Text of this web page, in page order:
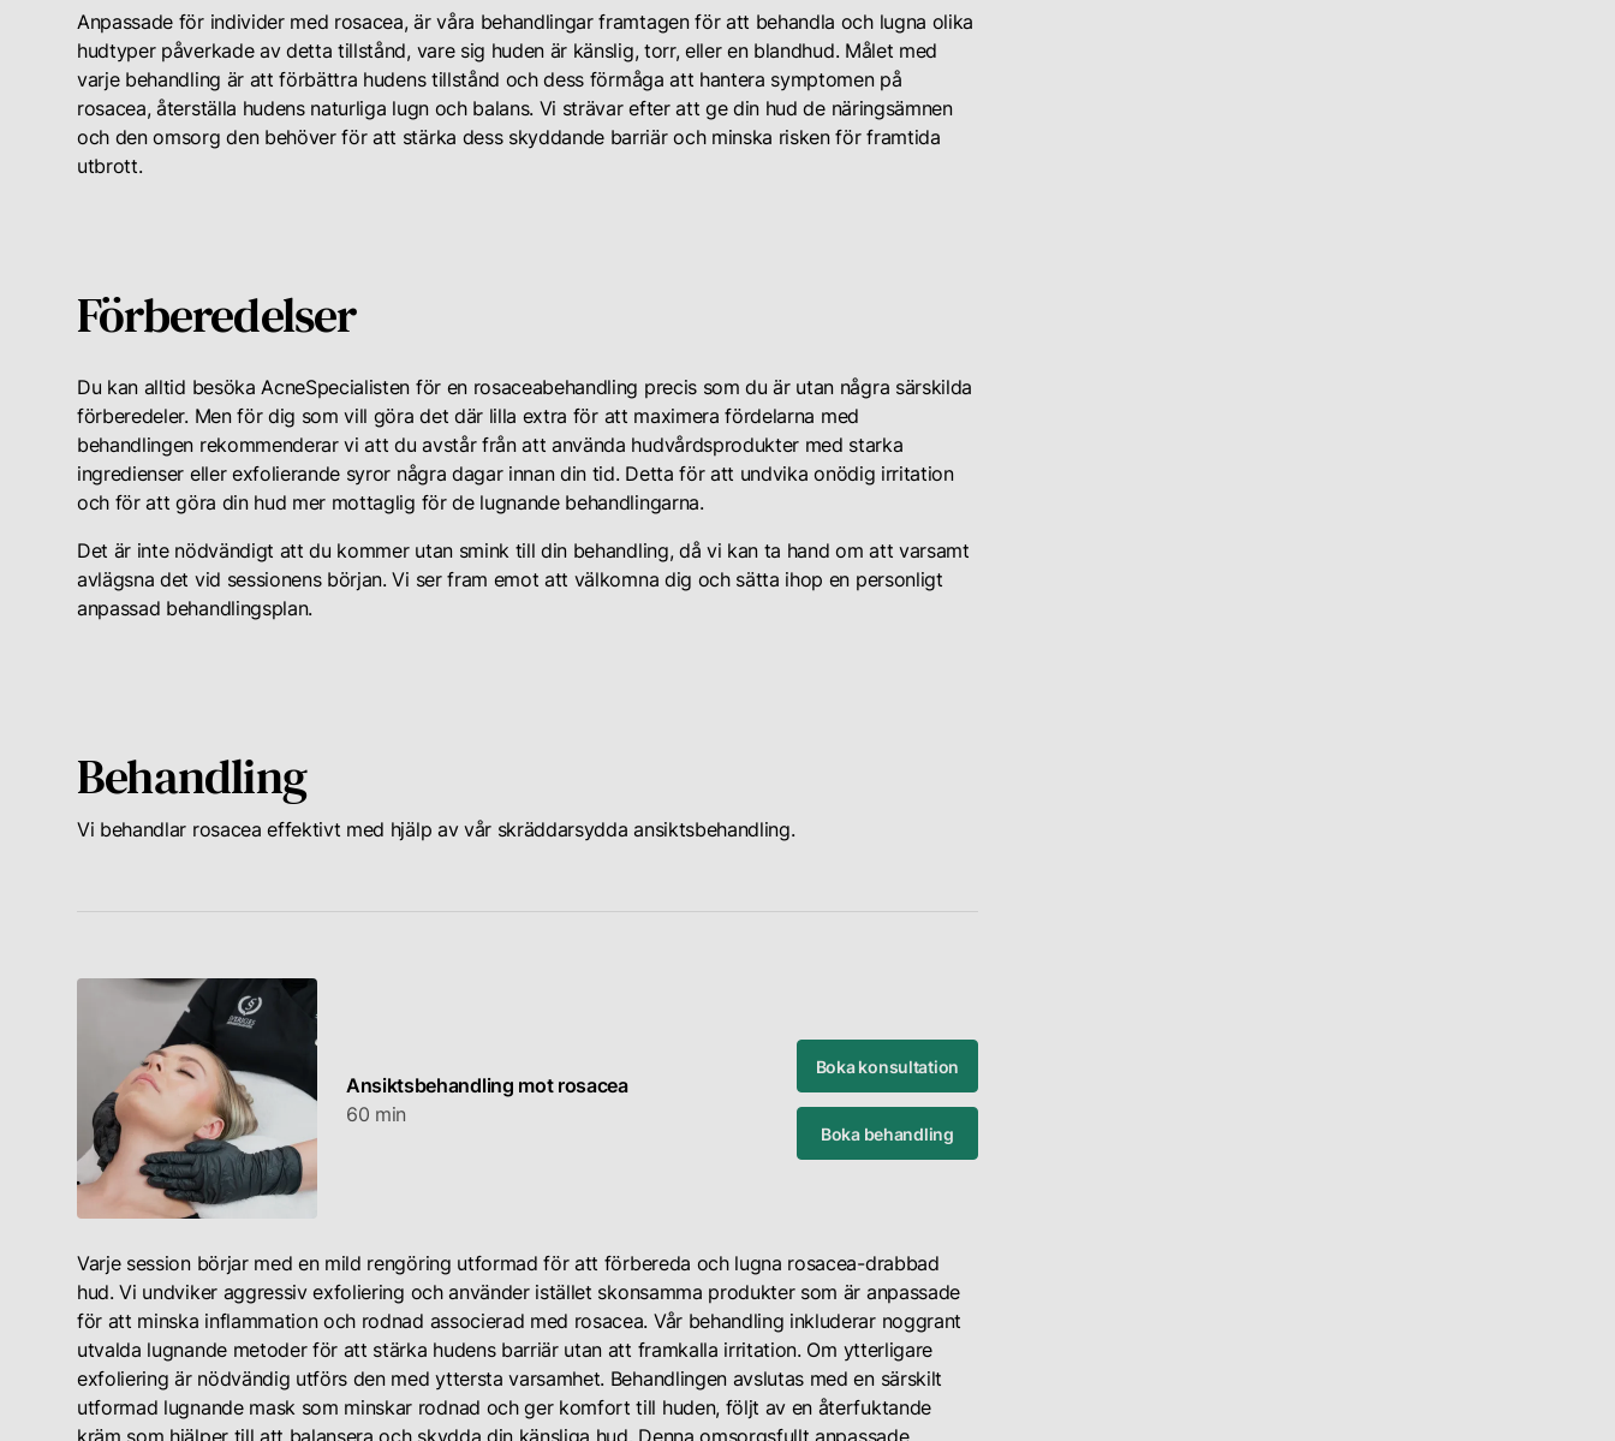
Anpassade för individer med rosacea, är våra behandlingar framtagen för att behandla och lugna olika
hudtyper påverkade av detta tillstånd, vare sig huden är känslig, torr, eller en blandhud. Målet med
varje behandling är att förbättra hudens tillstånd och dess förmåga att hantera symptomen på
rosacea, återställa hudens naturliga lugn och balans. Vi strävar efter att ge din hud de näringsämnen
och den omsorg den behöver för att stärka dess skyddande barriär och minska risken för framtida
utbrott.
Förberedelser
Du kan alltid besöka AcneSpecialisten för en rosaceabehandling precis som du är utan några särskilda
förberedeler. Men för dig som vill göra det där lilla extra för att maximera fördelarna med
behandlingen rekommenderar vi att du avstår från att använda hudvårdsprodukter med starka
ingredienser eller exfolierande syror några dagar innan din tid. Detta för att undvika onödig irritation
och för att göra din hud mer mottaglig för de lugnande behandlingarna.
Det är inte nödvändigt att du kommer utan smink till din behandling, då vi kan ta hand om att varsamt
avlägsna det vid sessionens början. Vi ser fram emot att välkomna dig och sätta ihop en personligt
anpassad behandlingsplan.
Behandling
Vi behandlar rosacea effektivt med hjälp av vår skräddarsydda ansiktsbehandling.
Ansiktsbehandling mot rosacea
60 min
Boka konsultation
Boka behandling
Varje session börjar med en mild rengöring utformad för att förbereda och lugna rosacea-drabbad
hud. Vi undviker aggressiv exfoliering och använder istället skonsamma produkter som är anpassade
för att minska inflammation och rodnad associerad med rosacea. Vår behandling inkluderar noggrant
utvalda lugnande metoder för att stärka hudens barriär utan att framkalla irritation. Om ytterligare
exfoliering är nödvändig utförs den med yttersta varsamhet. Behandlingen avslutas med en särskilt
utformad lugnande mask som minskar rodnad och ger komfort till huden, följt av en återfuktande
kräm som hjälper till att balansera och skydda din känsliga hud. Denna omsorgsfullt anpassade